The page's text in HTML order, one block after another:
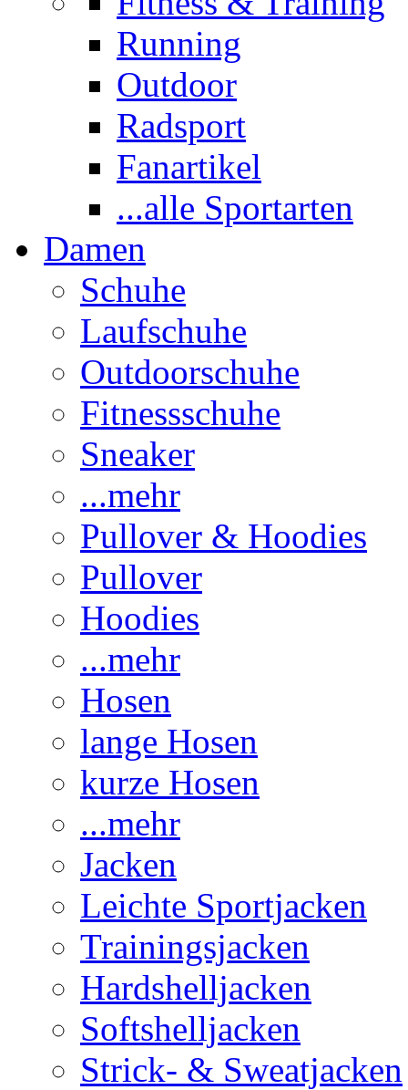
Running
Outdoor
Radsport
Fanartikel
...alle Sportarten
Damen
Schuhe
Laufschuhe
Outdoorschuhe
Fitnessschuhe
Sneaker
...mehr
Pullover & Hoodies
Pullover
Hoodies
...mehr
Hosen
lange Hosen
kurze Hosen
...mehr
Jacken
Leichte Sportjacken
Trainingsjacken
Hardshelljacken
Softshelljacken
Strick- & Sweatjacken